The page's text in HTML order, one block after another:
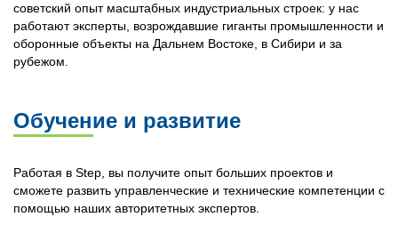
советский опыт масштабных индустриальных строек: у нас
работают эксперты, возрождавшие гиганты промышленности и
оборонные объекты на Дальнем Востоке, в Сибири и за
рубежом.
Обучение и развитие
Работая в Step, вы получите опыт больших проектов и
сможете развить управленческие и технические компетенции с
помощью наших авторитетных экспертов.